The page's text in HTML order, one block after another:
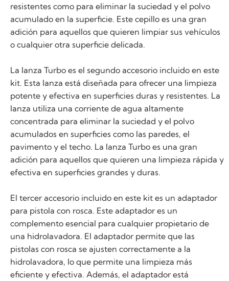
resistentes como para eliminar la suciedad y el polvo
acumulado en la superficie. Este cepillo es una gran
adición para aquellos que quieren limpiar sus vehículos
o cualquier otra superficie delicada.
La lanza Turbo es el segundo accesorio incluido en este
kit. Esta lanza está diseñada para ofrecer una limpieza
potente y efectiva en superficies duras y resistentes. La
lanza utiliza una corriente de agua altamente
concentrada para eliminar la suciedad y el polvo
acumulados en superficies como las paredes, el
pavimento y el techo. La lanza Turbo es una gran
adición para aquellos que quieren una limpieza rápida y
efectiva en superficies grandes y duras.
El tercer accesorio incluido en este kit es un adaptador
para pistola con rosca. Este adaptador es un
complemento esencial para cualquier propietario de
una hidrolavadora. El adaptador permite que las
pistolas con rosca se ajusten correctamente a la
hidrolavadora, lo que permite una limpieza más
eficiente y efectiva. Además, el adaptador está